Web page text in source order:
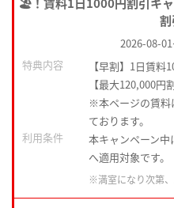
割
2026-08-01
特典内容
【早割】1日賃料
【最大120,000円
※本ページの賃料
ております。
利用条件
本キャンペーン
へ適用対象です。
※満室になり次第、